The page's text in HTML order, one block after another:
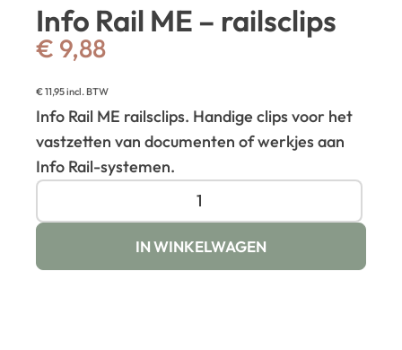
Info Rail ME – railsclips
€ 9,88
€11,95incl. BTW
Info Rail ME railsclips. Handige clips voor het
vastzetten van documenten of werkjes aan
Info Rail-systemen.
IN WINKELWAGEN